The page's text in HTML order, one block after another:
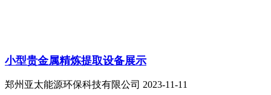
小型贵金属精炼提取设备展示
郑州亚太能源环保科技有限公司 2023-11-11